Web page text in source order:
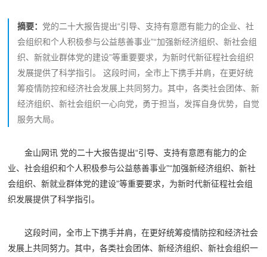
摘要： 党的二十大报告提出“引导、支持有意愿有能力的企业、社
会组织和个人积极参与公益慈善事业”“加强新经济组织、新社会组
织、新就业群体党的建设”等重要要求，为新时代新征程社会组织
发展提供了科学指引。 这段时间，全市上下携手并肩，在更好统
筹疫情防控和经济社会发展上共同努力。其中，各类社会团体、新
经济组织、新社会组织一心向党，勇于担当，发挥自身优势，自觉
服务大局。
金山网讯 党的二十大报告提出“引导、支持有意愿有能力的企
业、社会组织和个人积极参与公益慈善事业”“加强新经济组织、新社
会组织、新就业群体党的建设”等重要要求，为新时代新征程社会组
织发展提供了科学指引。
这段时间，全市上下携手并肩，在更好统筹疫情防控和经济社会
发展上共同努力。其中，各类社会团体、新经济组织、新社会组织一